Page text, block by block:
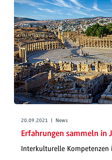
20.09.2021 | News
Erfahrungen sammeln in
Interkulturelle Kompetenzen